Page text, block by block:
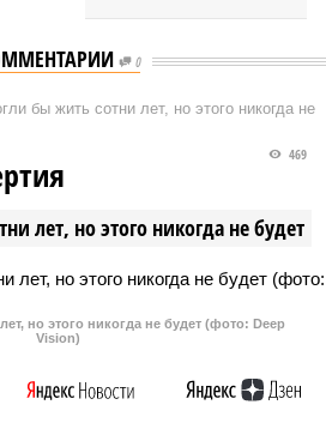
0
бы жить сотни лет, но этого никогда не
лет, но этого никогда не будет
469
но этого никогда не будет (фото: Deep
Vision)